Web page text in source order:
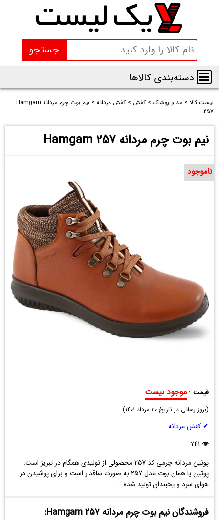
جستجو
دسته‌بندی کالاها
لیست کالا >مد و پوشاک >کفش >کفش مردانه >
نیم بوت چرم مردانه Hamgam
257
نیم بوت چرم مردانه Hamgam 257
ناموجود
قیمت
نیم
بوت
مردانه
Hamgam
: موجود نیست
(بروز رسانی در تاریخ۳۰ مرداد ۱۴۰۱ )
✔ کفش مردانه
👁 741
پوتین مردانه چرمی کد 257 محصولی از تولیدی همگام در تبریز است.
پوتین یا همان بوت مدل 257 به صورت ساقدار است و برای پوشیدن در
هوای سرد و یخبندان تولید شده ...
فروشندگان نیم بوت چرم مردانه Hamgam 257: